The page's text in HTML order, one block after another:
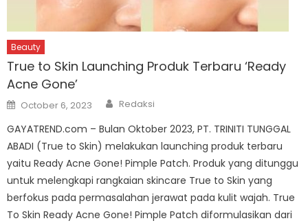
Beauty
True to Skin Launching Produk Terbaru ‘Ready
Acne Gone’
Posted
on
October 6, 2023 Author
Redaksi
GAYATREND.com – Bulan Oktober 2023, PT. TRINITI TUNGGAL
ABADI (True to Skin) melakukan launching produk terbaru
yaitu Ready Acne Gone! Pimple Patch. Produk yang ditunggu
untuk melengkapi rangkaian skincare True to Skin yang
berfokus pada permasalahan jerawat pada kulit wajah. True
To Skin Ready Acne Gone! Pimple Patch diformulasikan dari